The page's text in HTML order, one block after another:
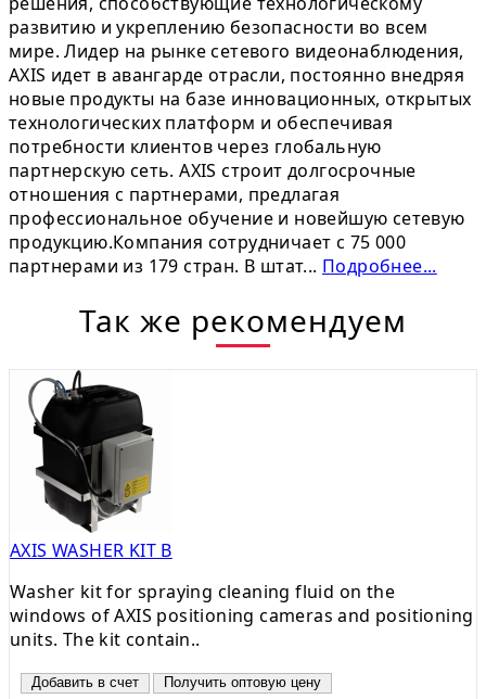
развитию и укреплению безопасности во всем
мире. Лидер на рынке сетевого видеонаблюдения,
AXIS идет в авангарде отрасли, постоянно внедряя
новые продукты на базе инновационных, открытых
технологических платформ и обеспечивая
потребности клиентов через глобальную
партнерскую сеть. AXIS строит долгосрочные
отношения с партнерами, предлагая
профессиональное обучение и новейшую сетевую
продукцию.Компания сотрудничает с 75 000
партнерами из 179 стран. В штат... Подробнее...
Так же рекомендуем
AXIS WASHER KIT B
Washer kit for spraying cleaning fluid on the
windows of AXIS positioning cameras and positioning
units. The kit contain..
Добавить в счет Получить оптовую цену